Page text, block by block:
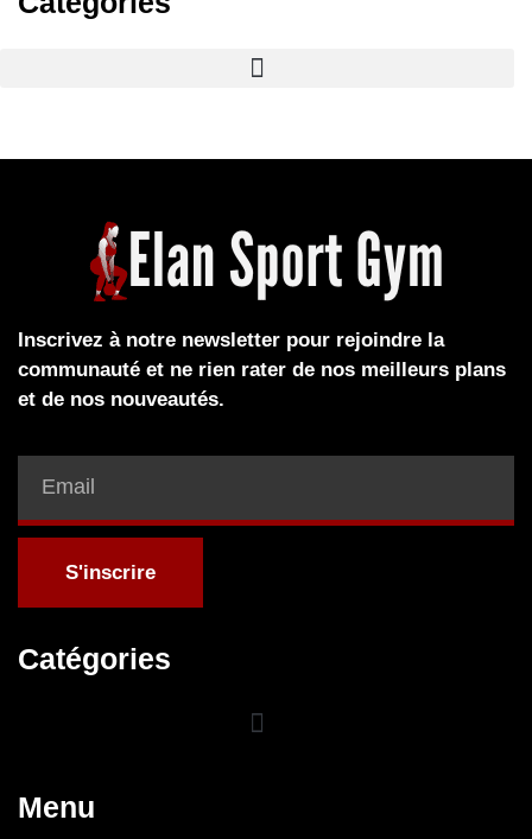
Inscrivez à notre newsletter pour rejoindre la
communauté et ne rien rater de nos meilleurs plans
et de nos nouveautés.
S'inscrire
Catégories
Menu